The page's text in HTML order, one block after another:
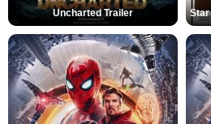
Uncharted Trailer